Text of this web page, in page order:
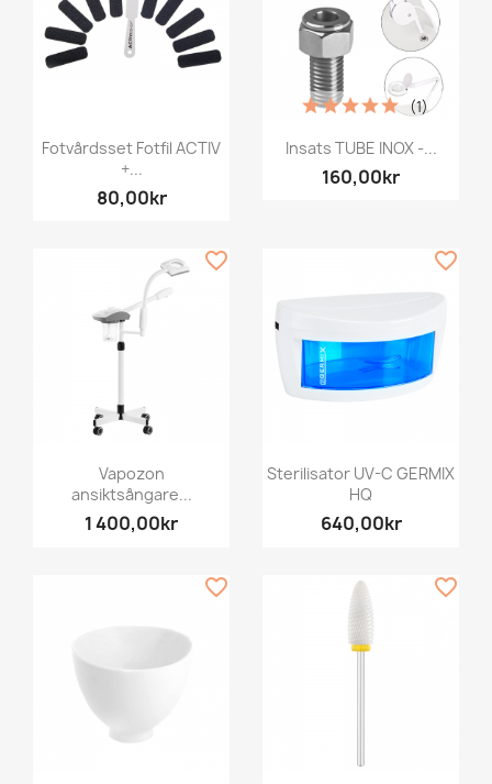
Fotvårdsset Fotfil ACTIV
+...
80,00kr
Insats TUBE INOX -...
160,00kr
(1)
Vapozon
ansiktsångare...
1 400,00kr
favorite_border
Sterilisator UV-C GERMIX
HQ
640,00kr
favorite_border
favorite_border favorite_border